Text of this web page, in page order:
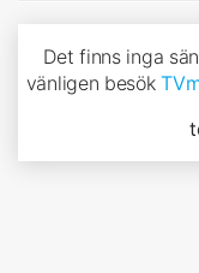
Det finns inga
vänligen besök